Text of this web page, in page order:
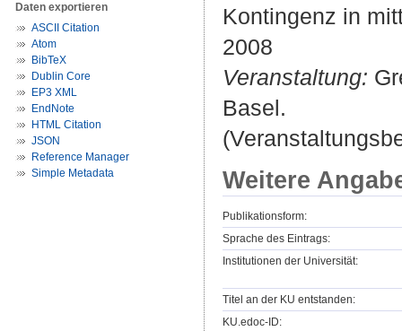
Daten exportieren
ASCII Citation
Atom
BibTeX
Dublin Core
EP3 XML
EndNote
HTML Citation
JSON
Reference Manager
Simple Metadata
Kontingenz in
2008
Veranstaltung:
Basel.
Weitere
Publikationsform:
Sprache des Eintrags:
Institutionen der Universität:
Titel an der KU entstanden:
KU.edoc-ID: